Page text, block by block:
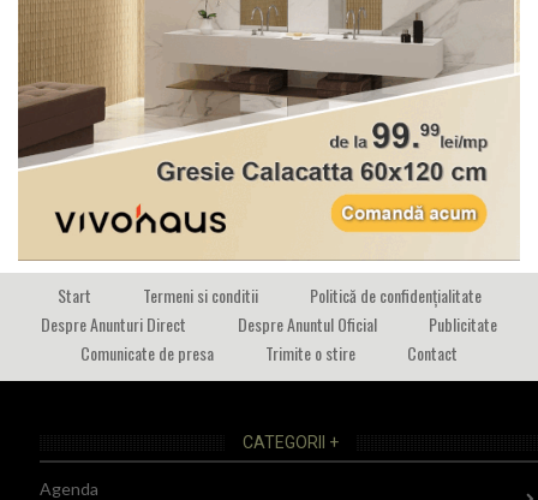
Start Termeni si conditii
Politică de confidențialitate
Despre Anunturi Direct
Despre Anuntul Oficial
Publicitate
Comunicate de presa
Trimite o stire Contact
CATEGORII +
Agenda